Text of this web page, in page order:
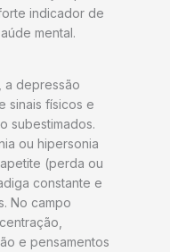
indicador de
mental.
a depressão
sinais físicos e
subestimados.
ou hipersonia
(perda ou
constante e
No campo
e pensamentos